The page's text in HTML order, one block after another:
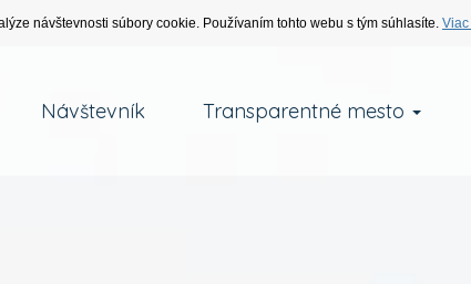
návštevnosti súbory cookie. Používaním tohto webu s tým súhlasíte.
Návštevník Transparentné mesto